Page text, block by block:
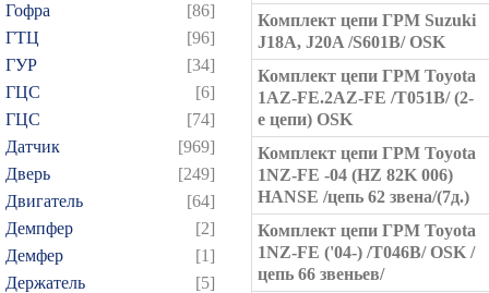
Гофра
[86]
ГТЦ
[96]
ГУР
[34]
ГЦC
[6]
ГЦС
[74]
Датчик
[969]
Дверь
[249]
Двигатель
[64]
Демпфер
[2]
Демфер
[1]
Держатель
[5]
Комплект цепи ГРМ Suzuki
J18A, J20A /S601B/ OSK
Комплект цепи ГРМ Toyota
1AZ-FE.2AZ-FE /T051B/ (2-
е цепи) OSK
Комплект цепи ГРМ Toyota
1NZ-FE -04 (HZ 82K 006)
HANSE /цепь 62 звена/(7д.)
Комплект цепи ГРМ Toyota
1NZ-FE ('04-) /T046B/ OSK /
цепь 66 звеньев/